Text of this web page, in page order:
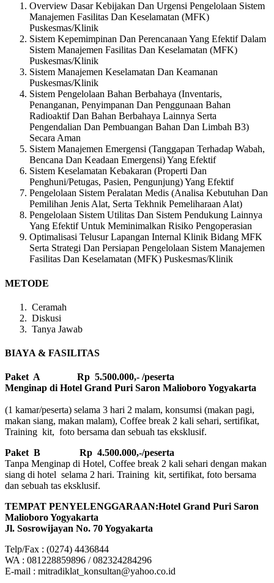
Overview Dasar Kebijakan Dan Urgensi Pengelolaan Sistem
Manajemen Fasilitas Dan Keselamatan (MFK)
Puskesmas/Klinik
Sistem Kepemimpinan Dan Perencanaan Yang Efektif Dalam
Sistem Manajemen Fasilitas Dan Keselamatan (MFK)
Puskesmas/Klinik
Sistem Manajemen Keselamatan Dan Keamanan
Puskesmas/Klinik
Sistem Pengelolaan Bahan Berbahaya (Inventaris,
Penanganan, Penyimpanan Dan Penggunaan Bahan
Radioaktif Dan Bahan Berbahaya Lainnya Serta
Pengendalian Dan Pembuangan Bahan Dan Limbah B3)
Secara Aman
Sistem Manajemen Emergensi (Tanggapan Terhadap Wabah,
Bencana Dan Keadaan Emergensi) Yang Efektif
Sistem Keselamatan Kebakaran (Properti Dan
Penghuni/Petugas, Pasien, Pengunjung) Yang Efektif
Pengelolaan Sistem Peralatan Medis (Analisa Kebutuhan Dan
Pemilihan Jenis Alat, Serta Tekhnik Pemeliharaan Alat)
Pengelolaan Sistem Utilitas Dan Sistem Pendukung Lainnya
Yang Efektif Untuk Meminimalkan Risiko Pengoperasian
Optimalisasi Telusur Lapangan Internal Klinik Bidang MFK
Serta Strategi Dan Persiapan Pengelolaan Sistem Manajemen
Fasilitas Dan Keselamatan (MFK) Puskesmas/Klinik
METODE
Ceramah
Diskusi
Tanya Jawab
BIAYA & FASILITAS
Paket A Rp 5.500.000,- /peserta
Menginap di Hotel Grand Puri Saron Malioboro Yogyakarta
(1 kamar/peserta) selama 3 hari 2 malam, konsumsi (makan pagi,
makan siang, makan malam), Coffee break 2 kali sehari, sertifikat,
Training kit, foto bersama dan sebuah tas eksklusif.
Paket B
Rp 4.500.000,-/peserta
Tanpa Menginap di Hotel, Coffee break 2 kali sehari dengan makan
siang di hotel selama 2 hari. Training kit, sertifikat, foto bersama
dan sebuah tas eksklusif.
TEMPAT PENYELENGGARAAN:Hotel Grand Puri Saron
Malioboro Yogyakarta
Jl. Sosrowijayan No. 70 Yogyakarta
Telp/Fax : (0274) 4436844
WA : 081228859896 / 082324284296
E-mail : mitradiklat_konsultan@yahoo.co.id